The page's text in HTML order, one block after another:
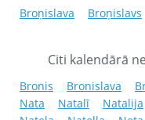
Broņislava Broņislavs
Citi kalendārā
Bronis Bronislava
Nata
Natalī Natalija